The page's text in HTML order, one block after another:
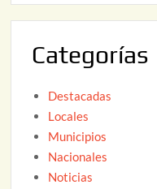
Categorías
Destacadas
Locales
Municipios
Nacionales
Noticias